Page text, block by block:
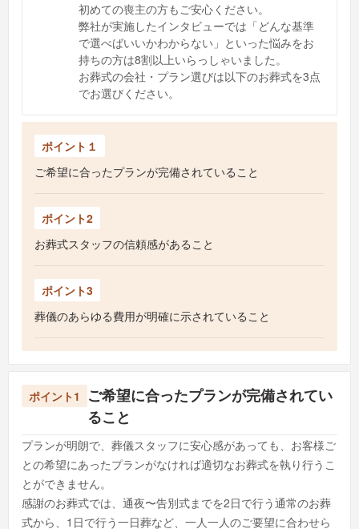
初めての喪主の方もご安心ください。
弊社が実施したインタビューでは「どんな基準
で選べばいいかわからない」といった悩みをお
持ちの方は8割以上いらっしゃいました。
お葬式の会社・プラン選びは以下のお葬式を3点
でお選びください。
ポイント１
ご希望に合ったプランが完備されていること
ポイント2
お葬式スタッフの信頼感があること
ポイント3
葬儀のあらゆる費用が明確に示されていること
ポイント1
ご希望に合ったプランが完備されてい
ること
プランが明朗で、葬儀スタッフに安心感があっても、お客様ご
との希望にあったプランがなければ適切なお葬式を執り行うこ
とができません。
感謝のお葬式では、通夜〜告別式までを2日で行う通常のお葬
式から、1日で行う一日葬など、一人一人のご要望に合わせら